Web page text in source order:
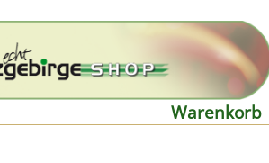
Warenkorb